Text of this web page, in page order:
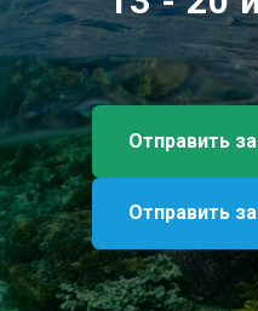
Отправить
Отправить